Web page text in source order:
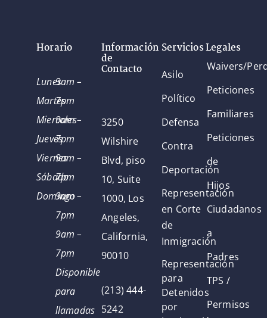
Horario
Lunes
Martes
Miercoles
Jueves
Viernes
Sábado
Domingo
9am –
7pm
9am –
7pm
9am –
7pm
9am –
7pm
9am –
7pm
Disponible
para
llamadas
Información
de
Contacto
3250
Wilshire
Blvd, piso
10, Suite
1000, Los
Angeles,
California,
90010
(213) 444-
5242
Servicios Legales
Asilo
Político
Defensa
Contra
Deportación
Representación
en Corte
de
Inmigración
Representación
para
Detenidos
por
Waivers/
Peticiones
Familiares
Peticiones
de
Hijos
Ciudadanos
a
Padres
TPS /
Permisos